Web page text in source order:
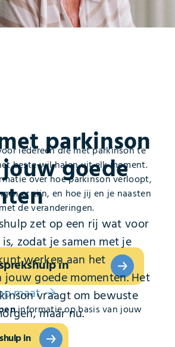
parkinson
goede
in
maat
informatie op basis van jouw
iedereen die met parkinson te
beste wil halen uit elk moment.
over hoe parkinson verloopt,
er zijn, en hoe jij en je naasten
de veranderingen.
zet op een rij wat voor
zodat je samen met je
werken aan het
jouw goede momenten. Het
vraagt om bewuste
maar nu.
in